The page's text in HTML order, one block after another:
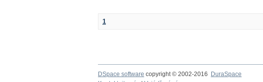
1
DSpace software copyright © 2002-2016 DuraSpace